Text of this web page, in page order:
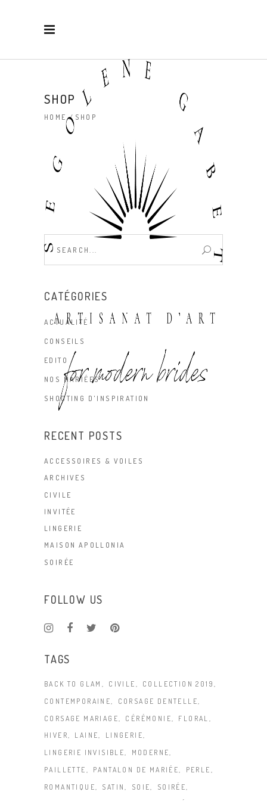
SHOP
HOME / SHOP
Search
CATÉGORIES
ACTUALITÉ
CONSEILS
EDITO
NOS MARIÉES
SHOOTING D'INSPIRATION
RECENT POSTS
ACCESSOIRES & VOILES
ARCHIVES
CIVILE
INVITÉE
LINGERIE
MAISON APOLLONIA
SOIRÉE
FOLLOW US
TAGS
BACK TO GLAM CIVILE
COLLECTION 2019
CONTEMPORAINE
CORSAGE DENTELLE
CORSAGE MARIAGE
CÉRÉMONIE
FLORAL
HIVER
LAINE
LINGERIE
LINGERIE INVISIBLE
MODERNE
PAILLETTE
PANTALON DE MARIÉE
PERLE
ROMANTIQUE
SATIN SOIE
SOIRÉE